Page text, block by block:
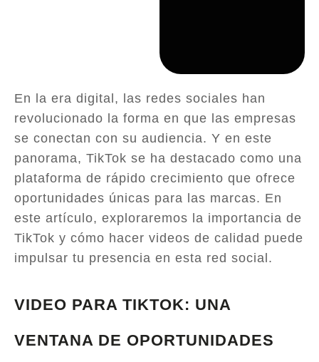
En la era digital, las redes sociales han
revolucionado la forma en que las empresas
se conectan con su audiencia. Y en este
panorama, TikTok se ha destacado como una
plataforma de rápido crecimiento que ofrece
oportunidades únicas para las marcas. En
este artículo, exploraremos la importancia de
TikTok y cómo hacer videos de calidad puede
impulsar tu presencia en esta red social.
VIDEO PARA TIKTOK: UNA
VENTANA DE OPORTUNIDADES